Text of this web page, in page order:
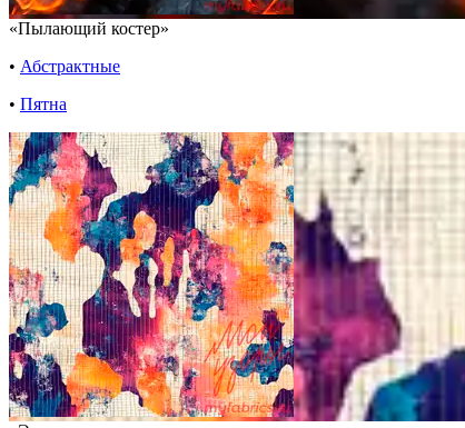
«Пылающий костер»
• Абстрактные
• Пятна